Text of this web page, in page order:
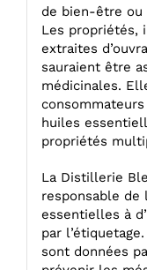
de bien-être ou
Les propriétés,
extraites
sauraient être
médicinales.
huiles
propriétés
La Distillerie
responsable de
essentielles à
par
sont données